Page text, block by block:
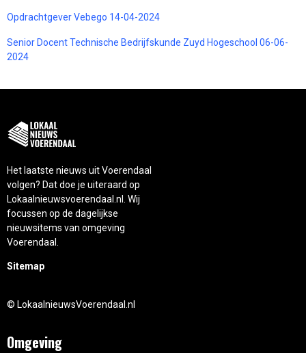
Opdrachtgever Vebego 14-04-2024
Senior Docent Technische Bedrijfskunde Zuyd Hogeschool 06-06-
2024
Het laatste nieuws uit Voerendaal
volgen? Dat doe je uiteraard op
Lokaalnieuwsvoerendaal.nl. Wij
focussen op de dagelijkse
nieuwsitems van omgeving
Voerendaal.
Sitemap
© LokaalnieuwsVoerendaal.nl
Omgeving